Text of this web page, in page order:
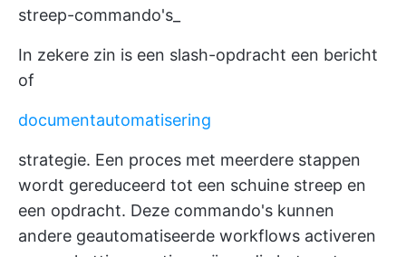
streep-commando's_
In zekere zin is een slash-opdracht een bericht
of
documentautomatisering
strategie. Een proces met meerdere stappen
wordt gereduceerd tot een schuine streep en
een opdracht. Deze commando's kunnen
andere geautomatiseerde workflows activeren